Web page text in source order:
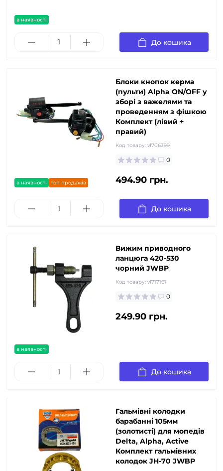
в наявності
До кошика
в наявності топ продажів
Блоки кнопок керма
(пульти) Alpha ON/OFF у
зборі з важелями та
проведенням з фішкою
Комплект (лівий +
правий)
Код товару: vl706399
0
494.90 грн.
До кошика
в наявності
Вижим приводного
ланцюга 420-530
чорний JWBP
Код товару: vl717161
0
249.90 грн.
До кошика
Гальмівні колодки
барабанні 105мм
(золотисті) для мопедів
Delta, Alpha, Active
Комплект гальмівних
колодок JH-70 JWBP